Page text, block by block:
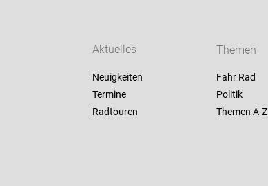
Aktuelles
Neuigkeiten
Termine
Radtouren
Themen
Fahr Rad
Politik
Themen A-Z